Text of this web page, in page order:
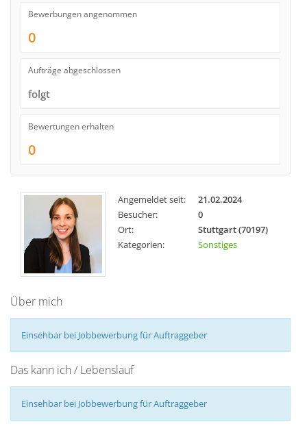
Bewerbungen angenommen
0
Aufträge abgeschlossen
folgt
Bewertungen erhalten
0
Angemeldet seit:
21.02.2024
Besucher:
0
Ort:
Stuttgart (70197)
Kategorien:
Sonstiges
Über mich
Einsehbar bei Jobbewerbung für Auftraggeber
Das kann ich / Lebenslauf
Einsehbar bei Jobbewerbung für Auftraggeber